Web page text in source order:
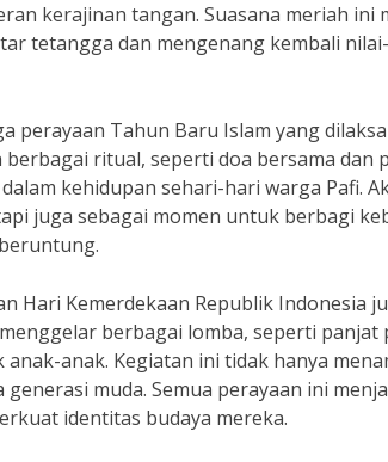
kerajinan tangan. Suasana meriah
tetangga dan mengenang kembali
perayaan Tahun Baru Islam yang
ritual, seperti doa bersama dan
kehidupan sehari-hari warga Pafi.
juga sebagai momen untuk berbagi
Hari Kemerdekaan Republik Indonesia
berbagai lomba, seperti
anak. Kegiatan ini tidak hanya
muda. Semua perayaan ini
identitas budaya mereka.